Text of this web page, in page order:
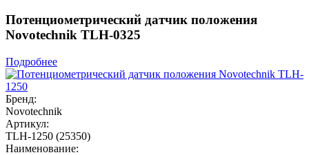
Потенциометрический датчик положения
Novotechnik TLH-0325
Подробнее
Бренд:
Novotechnik
Артикул:
TLH-1250 (25350)
Наименование: